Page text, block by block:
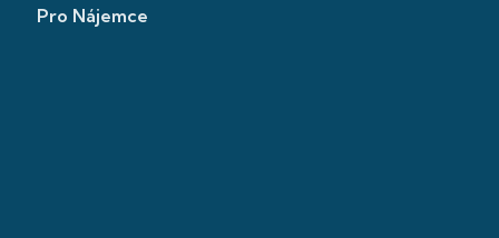
Pro Nájemce